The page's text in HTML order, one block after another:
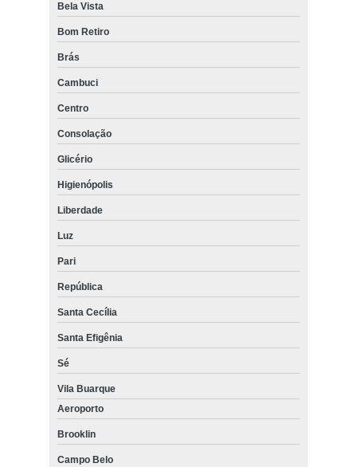
Bela Vista
Bom Retiro
Brás
Cambuci
Centro
Consolação
Glicério
Higienópolis
Liberdade
Luz
Pari
República
Santa Cecília
Santa Efigênia
Sé
Vila Buarque
Aeroporto
Brooklin
Campo Belo